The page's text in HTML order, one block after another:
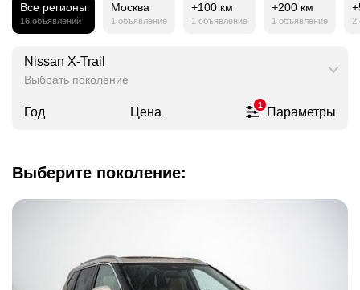
Все регионы
16 объявлений
Москва
1 объявление
+100 км
1 объявление
+200 км
1 объявление 2
Nissan X-Trail
Выбрать поколение
Год Цена 1 Параметры
Выберите поколение: